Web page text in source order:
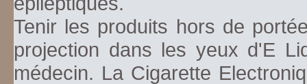
Tenir les produits hors de
projection dans les yeux d'E
médecin. La Cigarette